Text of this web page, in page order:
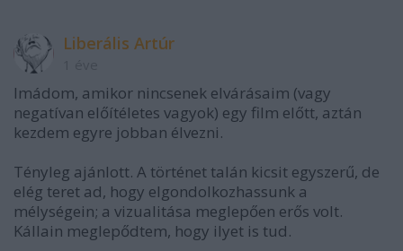
Liberális Artúr
Imádom, amikor nincsenek elvárásaim (vagy
negatívan előítéletes vagyok) egy film előtt, aztán
kezdem egyre jobban élvezni.
Tényleg ajánlott. A történet talán kicsit egyszerű, de
elég teret ad, hogy elgondolkozhassunk a
mélységein; a vizualitása meglepően erős volt.
Kállain meglepődtem, hogy ilyet is tud.